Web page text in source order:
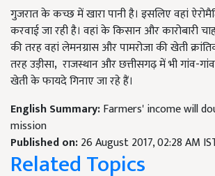
गुजरात के कच्छ में खारा पानी है। इसलिए वहां
करवाई जा रही है। वहां के किसान और कारोबारी
की तरह वहां लेमनग्रास और पामरोजा की खेती
तरह उड़ीसा, राजस्थान और छत्तीसगढ़ में भी गांव-
खेती के फायदे गिनाए जा रहे हैं।
English Summary:Farmers' income will
mission
Published on:26 August 2017, 02:28 AM
Related Topics